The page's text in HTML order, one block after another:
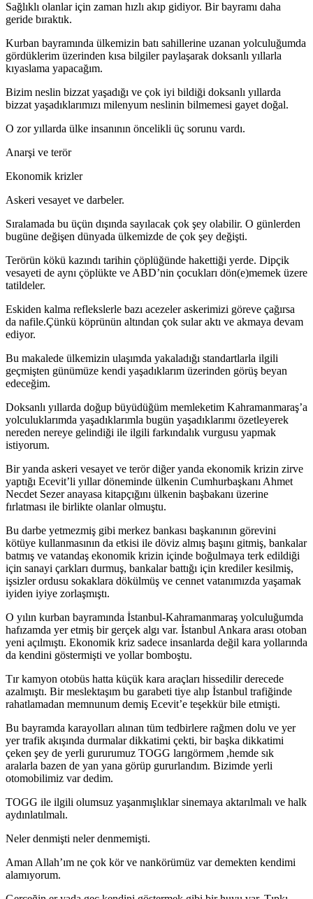
Sağlıklı olanlar için zaman hızlı akıp gidiyor. Bir bayramı daha
geride bıraktık.
Kurban bayramında ülkemizin batı sahillerine uzanan yolculuğumda
gördüklerim üzerinden kısa bilgiler paylaşarak doksanlı yıllarla
kıyaslama yapacağım.
Bizim neslin bizzat yaşadığı ve çok iyi bildiği doksanlı yıllarda
bizzat yaşadıklarımızı milenyum neslinin bilmemesi gayet doğal.
O zor yıllarda ülke insanının öncelikli üç sorunu vardı.
Anarşi ve terör
Ekonomik krizler
Askeri vesayet ve darbeler.
Sıralamada bu üçün dışında sayılacak çok şey olabilir. O günlerden
bugüne değişen dünyada ülkemizde de çok şey değişti.
Terörün kökü kazındı tarihin çöplüğünde hakettiği yerde. Dipçik
vesayeti de aynı çöplükte ve ABD’nin çocukları dön(e)memek üzere
tatildeler.
Eskiden kalma reflekslerle bazı acezeler askerimizi göreve çağırsa
da nafile.Çünkü köprünün altından çok sular aktı ve akmaya devam
ediyor.
Bu makalede ülkemizin ulaşımda yakaladığı standartlarla ilgili
geçmişten günümüze kendi yaşadıklarım üzerinden görüş beyan
edeceğim.
Doksanlı yıllarda doğup büyüdüğüm memleketim Kahramanmaraş’a
yolculuklarımda yaşadıklarımla bugün yaşadıklarımı özetleyerek
nereden nereye gelindiği ile ilgili farkındalık vurgusu yapmak
istiyorum.
Bir yanda askeri vesayet ve terör diğer yanda ekonomik krizin zirve
yaptığı Ecevit’li yıllar döneminde ülkenin Cumhurbaşkanı Ahmet
Necdet Sezer anayasa kitapçığını ülkenin başbakanı üzerine
fırlatması ile birlikte olanlar olmuştu.
Bu darbe yetmezmiş gibi merkez bankası başkanının görevini
kötüye kullanmasının da etkisi ile döviz almış başını gitmiş, bankalar
batmış ve vatandaş ekonomik krizin içinde boğulmaya terk edildiği
için sanayi çarkları durmuş, bankalar battığı için krediler kesilmiş,
işsizler ordusu sokaklara dökülmüş ve cennet vatanımızda yaşamak
iyiden iyiye zorlaşmıştı.
O yılın kurban bayramında İstanbul-Kahramanmaraş yolculuğumda
hafızamda yer etmiş bir gerçek algı var. İstanbul Ankara arası otoban
yeni açılmıştı. Ekonomik kriz sadece insanlarda değil kara yollarında
da kendini göstermişti ve yollar bomboştu.
Tır kamyon otobüs hatta küçük kara araçları hissedilir derecede
azalmıştı. Bir meslektaşım bu garabeti tiye alıp İstanbul trafiğinde
rahatlamadan memnunum demiş Ecevit’e teşekkür bile etmişti.
Bu bayramda karayolları alınan tüm tedbirlere rağmen dolu ve yer
yer trafik akışında durmalar dikkatimi çekti, bir başka dikkatimi
çeken şey de yerli gururumuz TOGG larıgörmem ,hemde sık
aralarla bazen de yan yana görüp gururlandım. Bizimde yerli
otomobilimiz var dedim.
TOGG ile ilgili olumsuz yaşanmışlıklar sinemaya aktarılmalı ve halk
aydınlatılmalı.
Neler denmişti neler denmemişti.
Aman Allah’ım ne çok kör ve nankörümüz var demekten kendimi
alamıyorum.